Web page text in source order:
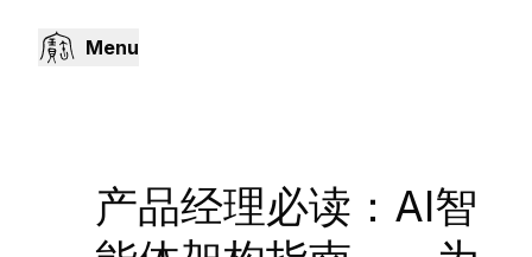
Menu
产品经理必读：AI智